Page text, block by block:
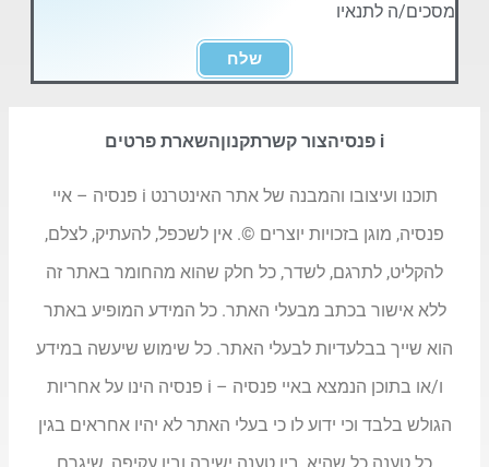
מסכים/ה לתנאיו
שלח
i פנסיה צור קשרתקנוןהשארת פרטים
תוכנו ועיצובו והמבנה של אתר האינטרנט i פנסיה – איי
פנסיה, מוגן בזכויות יוצרים ©. אין לשכפל, להעתיק, לצלם,
להקליט, לתרגם, לשדר, כל חלק שהוא מהחומר באתר זה
ללא אישור בכתב מבעלי האתר. כל המידע המופיע באתר
הוא שייך בבלעדיות לבעלי האתר. כל שימוש שיעשה במידע
ו/או בתוכן הנמצא באיי פנסיה – i פנסיה הינו על אחריות
הגולש בלבד וכי ידוע לו כי בעלי האתר לא יהיו אחראים בגין